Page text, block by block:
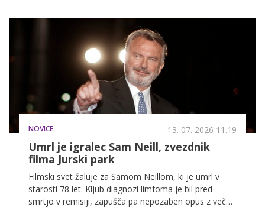
NOVICE 13. 07. 2026 11.19
Umrl je igralec Sam Neill, zvezdnik
filma Jurski park
Filmski svet žaluje za Samom Neillom, ki je umrl v
starosti 78 let. Kljub diagnozi limfoma je bil pred
smrtjo v remisiji, zapušča pa nepozaben opus z več